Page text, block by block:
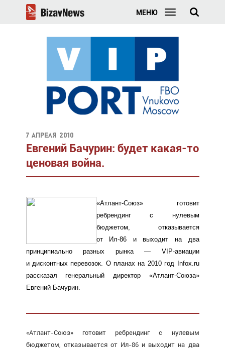
МЕНЮ
7 апреля 2010
Евгений Бачурин: будет какая-то
ценовая война.
«Атлант-Союз» готовит
ребрендинг с нулевым
бюджетом, отказывается
от Ил-86 и выходит на два
принципиально разных рынка — VIP-авиации
и дисконтных перевозок. О планах на 2010 год Infox.ru
рассказал генеральный директор «Атлант-Союза»
Евгений Бачурин.
«Атлант-Союз»готовит ребрендинг с нулевым
бюджетом, отказывается от Ил-86и выходит на два